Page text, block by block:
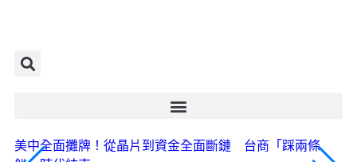
美中全面攤牌！從晶片到資金全面斷鏈 台商「踩兩條